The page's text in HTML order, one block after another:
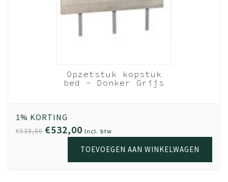
Opzetstuk kopstuk
bed - Donker Grijs
1% KORTING
€538,00 €532,00 Incl. btw
TOEVOEGEN AAN WINKELWAGEN